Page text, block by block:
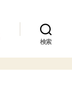
検索